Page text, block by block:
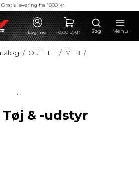
Gratis levering fra 1000 kr.
Log ind 0,00 DKK Søg Menu
/ OUTLET / MTB /
Tøj & -udstyr